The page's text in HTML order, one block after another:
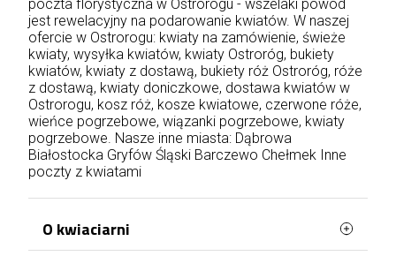
poczta florystyczna w Ostrorogu - wszelaki powód
jest rewelacyjny na podarowanie kwiatów. W naszej
ofercie w Ostrorogu: kwiaty na zamówienie, świeże
kwiaty, wysyłka kwiatów, kwiaty Ostroróg, bukiety
kwiatów, kwiaty z dostawą, bukiety róż Ostroróg, róże
z dostawą, kwiaty doniczkowe, dostawa kwiatów w
Ostrorogu, kosz róż, kosze kwiatowe, czerwone róże,
wieńce pogrzebowe, wiązanki pogrzebowe, kwiaty
pogrzebowe. Nasze inne miasta: Dąbrowa
Białostocka Gryfów Śląski Barczewo Chełmek Inne
poczty z kwiatami
O kwiaciarni